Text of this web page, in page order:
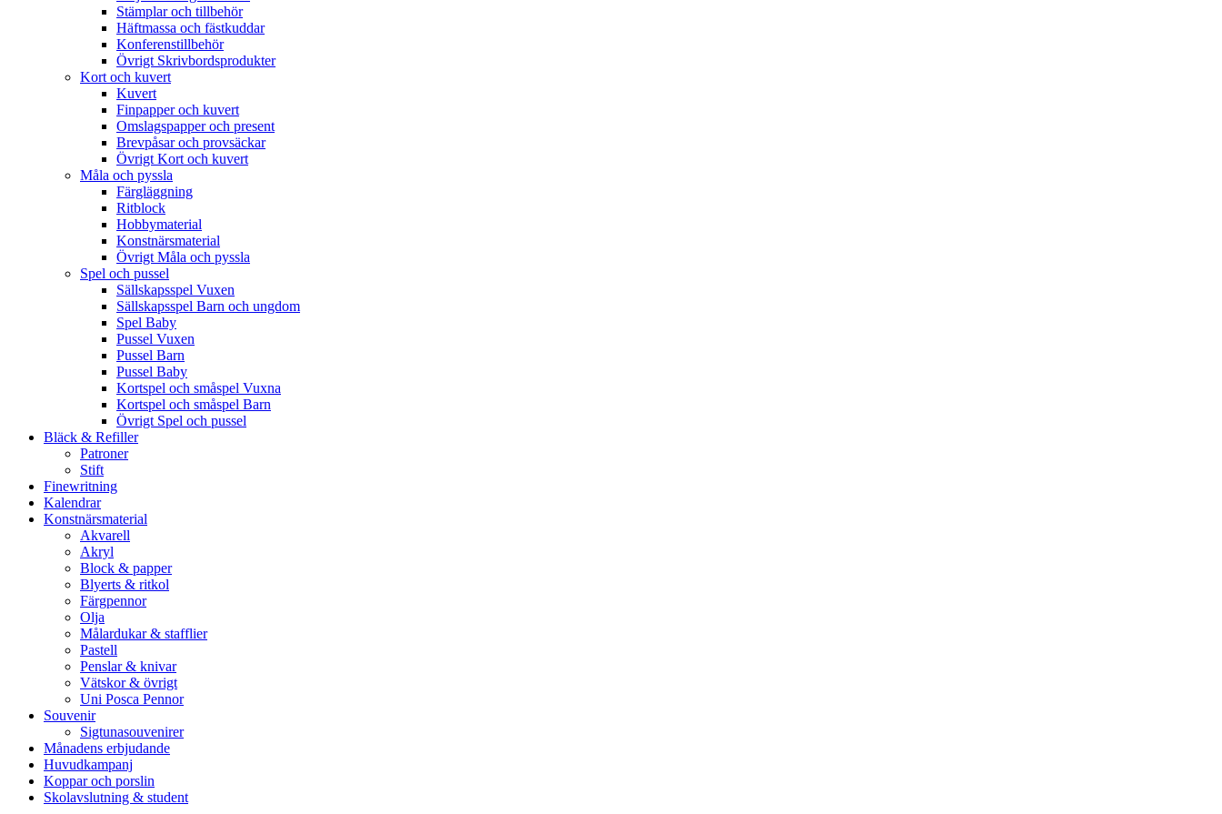
Stämplar och tillbehör
Häftmassa och fästkuddar
Konferenstillbehör
Övrigt Skrivbordsprodukter
Kort och kuvert
Kuvert
Finpapper och kuvert
Omslagspapper och present
Brevpåsar och provsäckar
Övrigt Kort och kuvert
Måla och pyssla
Färgläggning
Ritblock
Hobbymaterial
Konstnärsmaterial
Övrigt Måla och pyssla
Spel och pussel
Sällskapsspel Vuxen
Sällskapsspel Barn och ungdom
Spel Baby
Pussel Vuxen
Pussel Barn
Pussel Baby
Kortspel och småspel Vuxna
Kortspel och småspel Barn
Övrigt Spel och pussel
Bläck & Refiller
Patroner
Stift
Finewritning
Kalendrar
Konstnärsmaterial
Akvarell
Akryl
Block & papper
Blyerts & ritkol
Färgpennor
Olja
Målardukar & stafflier
Pastell
Penslar & knivar
Vätskor & övrigt
Uni Posca Pennor
Souvenir
Sigtunasouvenirer
Månadens erbjudande
Huvudkampanj
Koppar och porslin
Skolavslutning & student